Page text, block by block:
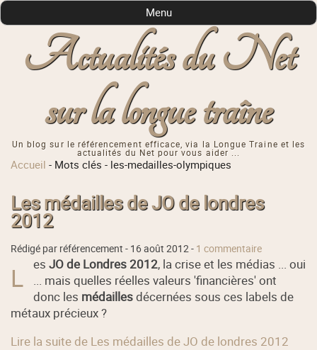
Actualités du Net
sur la longue traîne
Un blog sur le référencement efficace, via la Longue Traine et les
actualités du Net pour vous aider ...
Menu
Accueil - Mots clés - les-medailles-olympiques
Les médailles de JO de londres
2012
Rédigé par référencement - 16 août 2012- 1 commentaire
L esJO de Londres 2012, la crise et les médias ... oui
... mais quelles réelles valeurs 'financières' ont
donc les médaillesdécernées sous ces labels de
métaux précieux ?
Lire la suite de Les médailles de JO de londres 2012